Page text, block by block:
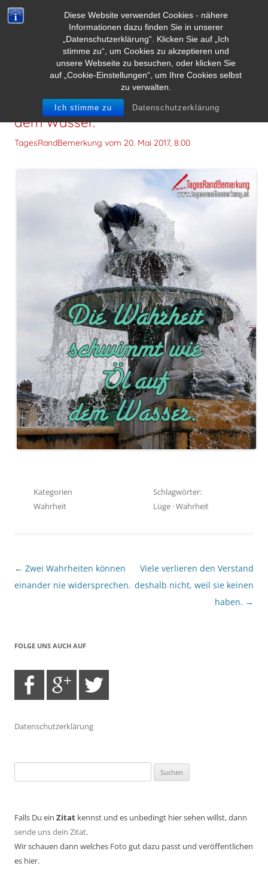
Diese Website verwendet Cookies - nähere
Informationen dazu finden Sie in unserer
„Datenschutzerklärung“. Klicken Sie auf „Ich
stimme zu“, um Cookies zu akzeptieren und
unsere Webseite zu besuchen, oder klicken Sie
auf „Cookie-Einstellungen“, um Ihre Cookies selbst
zu verwalten.
Ich stimme zu Datenschutzerklärung
Die Wahrheit schwimmt wie Öl auf
dem Wasser.
TagesRandBemerkung vom 20. Mai 2017, 8:00
Kategorien
Wahrheit
Schlagwörter:
Lüge ·Wahrheit
Beitragsnavigation
← Zwei Wahrheiten können
einander nie widersprechen.
Viele verlieren den Verstand
deshalb nicht, weil sie keinen
haben. →
FOLGE UNS AUCH AUF
Datenschutzerklärung
nach:
Falls Du ein Zitat kennst und es unbedingt hier sehen willst, dann
sende uns dein Zitat.
Wir schauen dann welches Foto gut dazu passt und veröffentlichen
es hier.